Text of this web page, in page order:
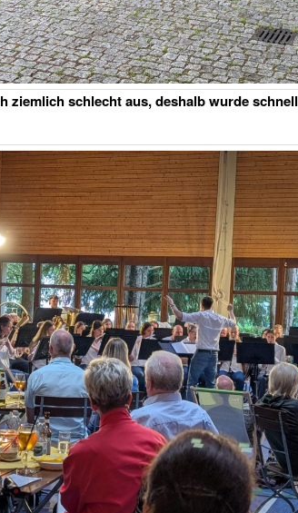
ziemlich schlecht aus, deshalb wurde schnell